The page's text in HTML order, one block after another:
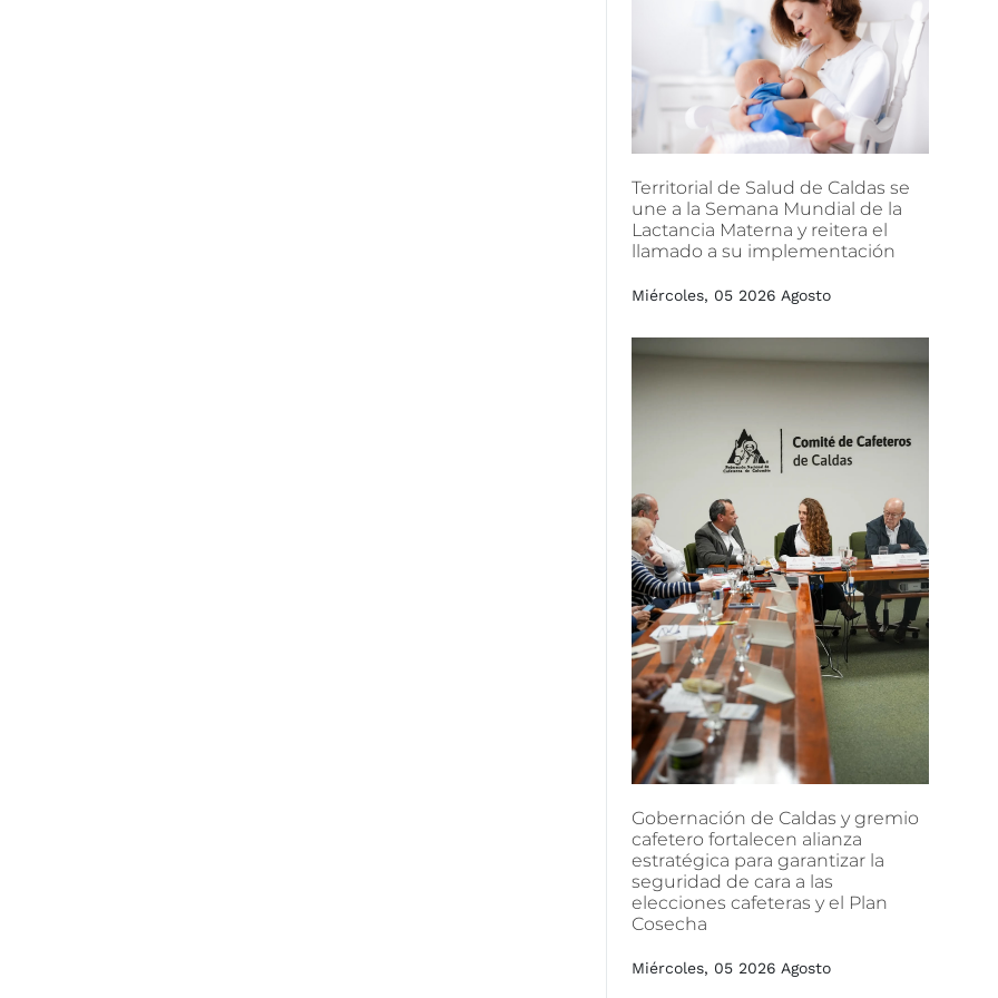
Territorial de Salud de Caldas se
une a la Semana Mundial de la
Lactancia Materna y reitera el
llamado a su implementación
Miércoles, 05 2026 Agosto
Gobernación de Caldas y gremio
cafetero fortalecen alianza
estratégica para garantizar la
seguridad de cara a las
elecciones cafeteras y el Plan
Cosecha
Miércoles, 05 2026 Agosto